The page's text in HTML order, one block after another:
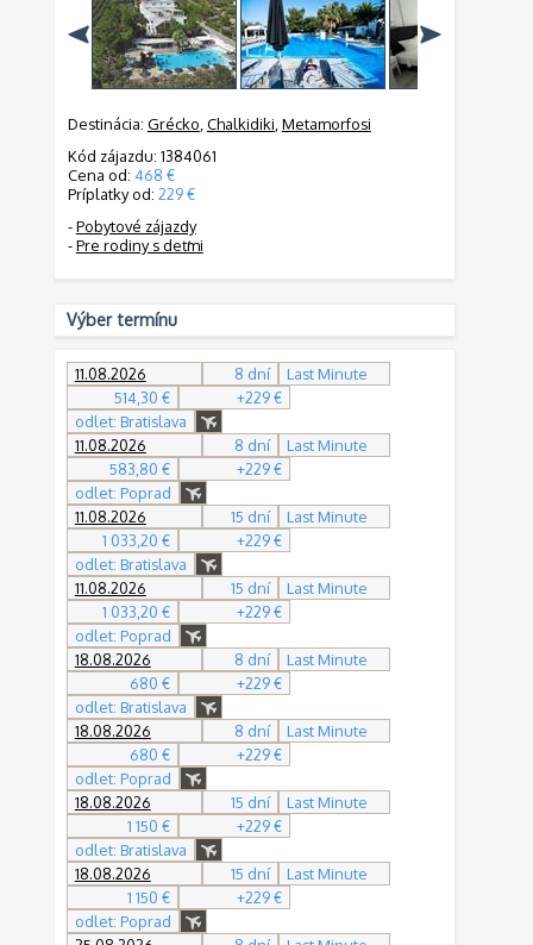
Destinácia: Grécko Chalkidiki Metamorfosi
Kód zájazdu: 1384061
Cena od: 468 €
Príplatky od: 229 €
-Pobytové zájazdy
-Pre rodiny s deťmi
Výber termínu
11.08.2026 8 dní
Last Minute
514,30 €
+229 €
odlet: Bratislava
11.08.2026
8 dní
Last Minute
583,80 €
+229 €
odlet: Poprad
11.08.2026
15 dní
Last Minute
1 033,20 €
+229 €
odlet: Bratislava
11.08.2026
15 dní
Last Minute
1 033,20 €
+229 €
odlet: Poprad
18.08.2026
8 dní
Last Minute
680 €
+229 €
odlet: Bratislava
18.08.2026
8 dní
Last Minute
680 €
+229 €
odlet: Poprad
18.08.2026
15 dní
Last Minute
1 150 €
+229 €
odlet: Bratislava
18.08.2026
15 dní
Last Minute
1 150 €
+229 €
odlet: Poprad